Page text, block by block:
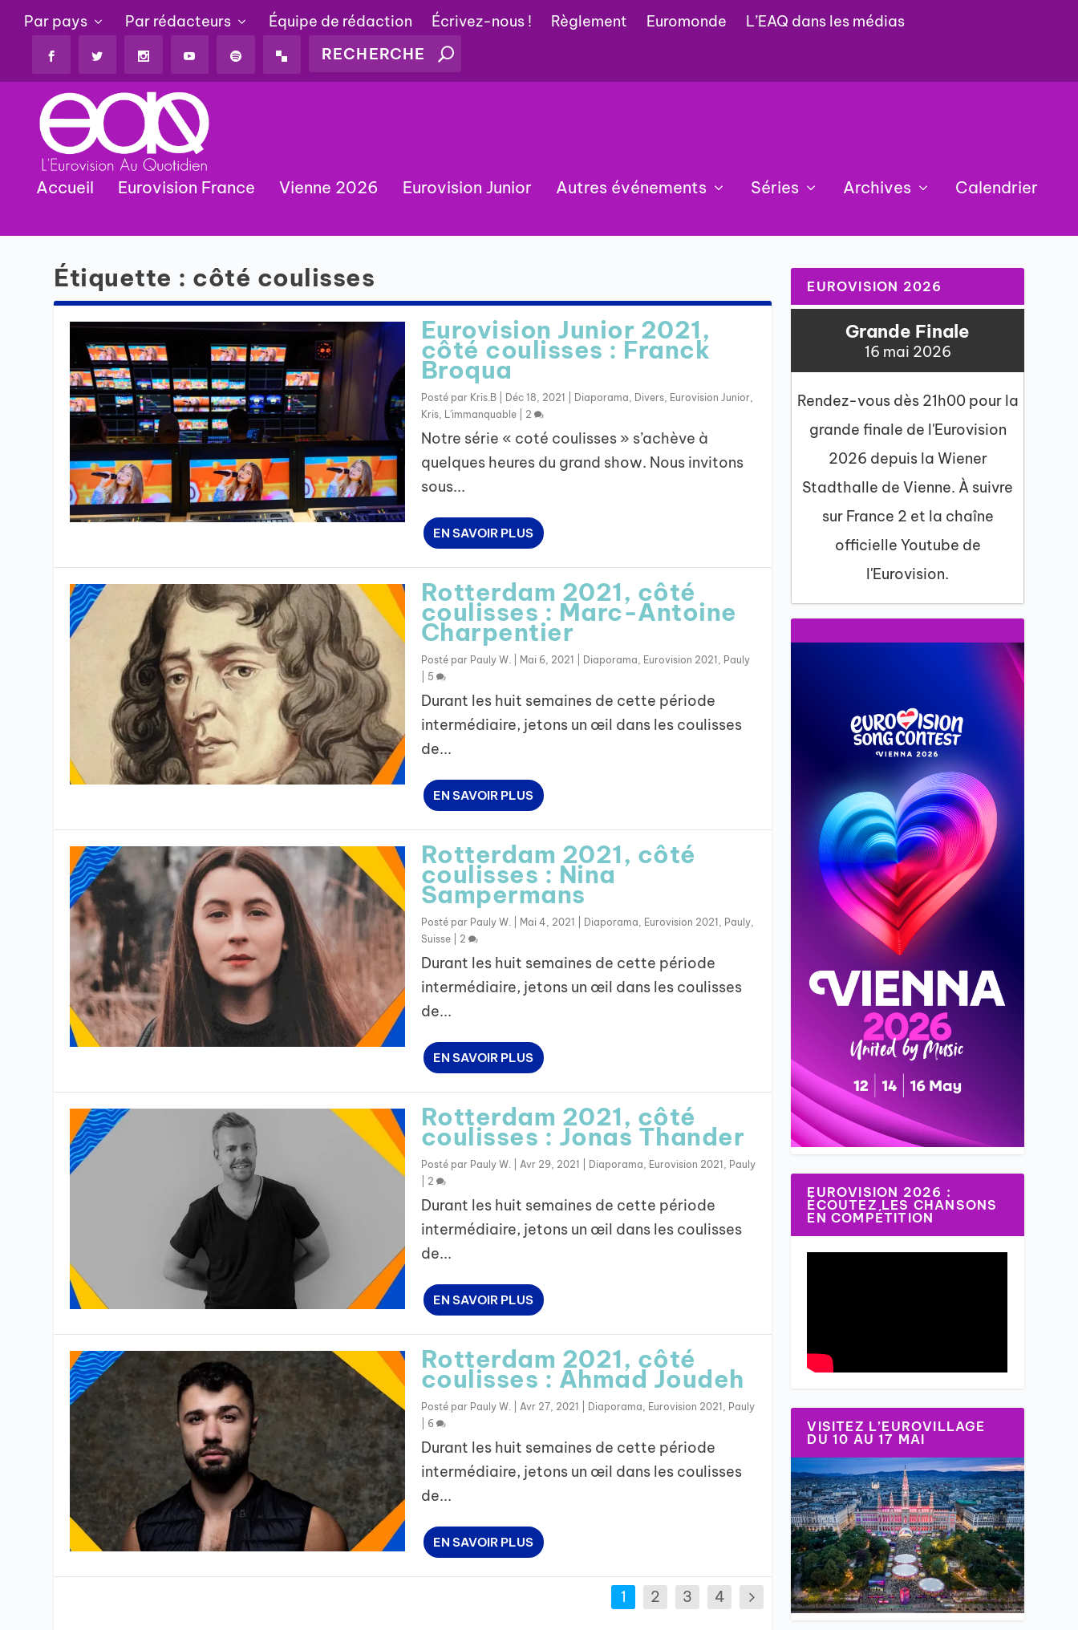
Par pays Par rédacteurs Équipe de rédaction Écrivez-nous ! Règlement Euromonde L’EAQ dans les médias
Accueil Eurovision France Vienne 2026 Eurovision Junior Autres événements Séries Archives Calendrier
Étiquette : côté coulisses
Eurovision Junior 2021,
côté coulisses : Franck
Broqua
Posté par Kris.B| Déc 18, 2021 Diaporama Divers, Eurovision Junior,
Kris, L'immanquable| 2
Notre série « coté coulisses » s’achève à
quelques heures du grand show. Nous invitons
sous...
EN SAVOIR PLUS
Rotterdam 2021, côté
coulisses : Marc-Antoine
Charpentier
Posté par Pauly W. Mai 6, 2021 Diaporama Eurovision 2021 Pauly
5
Durant les huit semaines de cette période
intermédiaire, jetons un œil dans les coulisses
de...
EN SAVOIR PLUS
Rotterdam 2021, côté
coulisses : Nina
Sampermans
Posté par Pauly W. Mai 4, 2021 Diaporama Eurovision 2021 Pauly,
Suisse| 2
Durant les huit semaines de cette période
intermédiaire, jetons un œil dans les coulisses
de...
EN SAVOIR PLUS
Rotterdam 2021, côté
coulisses : Jonas Thander
Posté par Pauly W. Avr 29, 2021 Diaporama Eurovision 2021 Pauly
2
Durant les huit semaines de cette période
intermédiaire, jetons un œil dans les coulisses
de...
EN SAVOIR PLUS
Rotterdam 2021, côté
coulisses : Ahmad Joudeh
Posté par Pauly W. Avr 27, 2021 Diaporama Eurovision 2021 Pauly
6
Durant les huit semaines de cette période
intermédiaire, jetons un œil dans les coulisses
de...
EN SAVOIR PLUS
1 2 3 4
EUROVISION 2026
Grande Finale
16 mai 2026
Rendez-vous dès 21h00 pour la
grande finale de l'Eurovision
2026 depuis la Wiener
Stadthalle de Vienne. À suivre
sur France 2 et la chaîne
officielle Youtube de
l'Eurovision.
EUROVISION 2026 :
ÉCOUTEZ LES CHANSONS
EN COMPÉTITION
VISITEZ L’EUROVILLAGE
DU 10 AU 17 MAI